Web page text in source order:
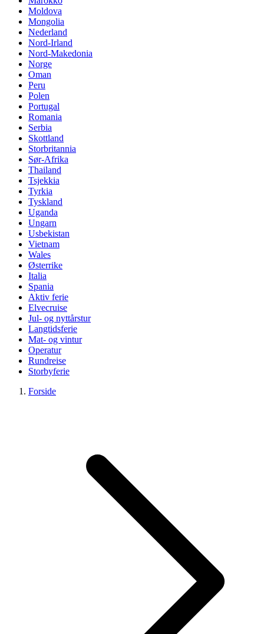
Moldova
Mongolia
Nederland
Nord-Irland
Nord-Makedonia
Norge
Oman
Peru
Polen
Portugal
Romania
Serbia
Skottland
Storbritannia
Sør-Afrika
Thailand
Tsjekkia
Tyrkia
Tyskland
Uganda
Ungarn
Usbekistan
Vietnam
Wales
Østerrike
Italia
Spania
Aktiv ferie
Elvecruise
Jul- og nyttårstur
Langtidsferie
Mat- og vintur
Operatur
Rundreise
Storbyferie
Forside